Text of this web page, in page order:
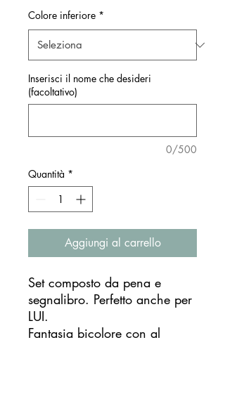
Colore inferiore *
Inserisci il nome che desideri
(facoltativo)
0/500
Quantità *
Aggiungi al carrello
Set composto da pena e
segnalibro. Perfetto anche per
LUI.
Fantasia bicolore con al